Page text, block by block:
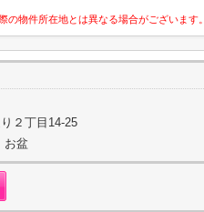
物件所在地とは異なる場合がございます。
２丁目14-25
お盆